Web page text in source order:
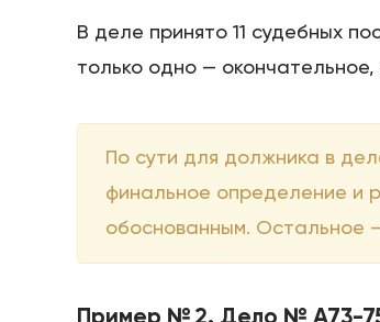
В деле принято 11 судебных
только одно —
По сути для должника в
финальное определение и
обоснованным. Остальное